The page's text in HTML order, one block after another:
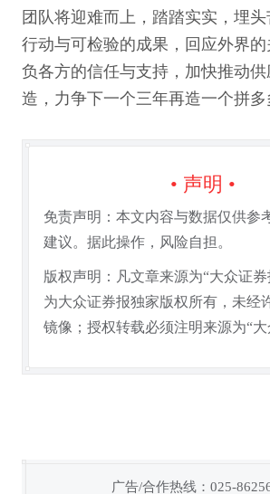
团队将迎难而上，踏踏实实，埋
行动与可检验的成果，回应外界
负各方的信任与支持，加快推动
造，力争下一个三年再造一个拼多
• 声明 •
免责声明：本文内容与数据仅供参
建议。据此操作，风险自担。
版权声明：凡文章来源为“大众证
为大众证券报独家版权所有，未经
镜像；授权转载必须注明来源为“大
广告/合作热线：025-